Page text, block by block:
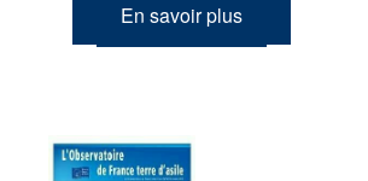
En savoir plus